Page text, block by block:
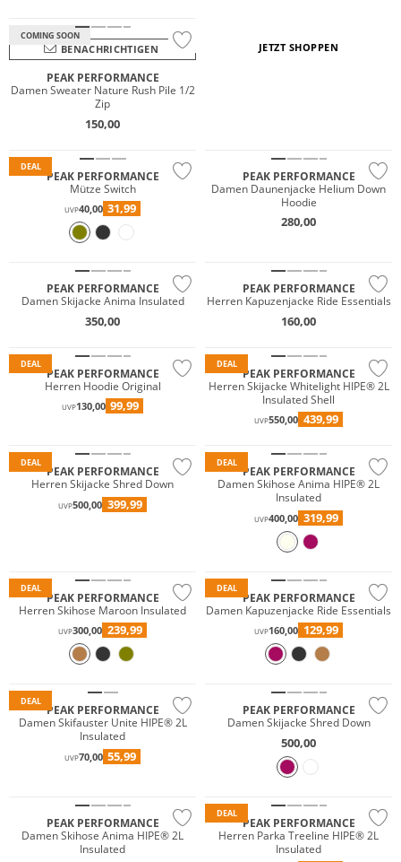
COMING SOON
BENACHRICHTIGEN
PEAK PERFORMANCE
Damen Sweater Nature Rush Pile 1/2
Zip
150,00
JETZT SHOPPEN
DEAL
PEAK PERFORMANCE
Mütze Switch
UVP40,00 31,99
PEAK PERFORMANCE
Damen Daunenjacke Helium Down
Hoodie
280,00
PEAK PERFORMANCE
Damen Skijacke Anima Insulated
350,00
PEAK PERFORMANCE
Herren Kapuzenjacke Ride Essentials
160,00
DEAL
PEAK PERFORMANCE
Herren Hoodie Original
UVP130,00 99,99
DEAL
PEAK PERFORMANCE
Herren Skijacke Whitelight HIPE® 2L
Insulated Shell
UVP550,00 439,99
DEAL
PEAK PERFORMANCE
Herren Skijacke Shred Down
UVP500,00 399,99
DEAL
PEAK PERFORMANCE
Damen Skihose Anima HIPE® 2L
Insulated
UVP400,00 319,99
DEAL
PEAK PERFORMANCE
Herren Skihose Maroon Insulated
UVP300,00 239,99
DEAL
PEAK PERFORMANCE
Damen Kapuzenjacke Ride Essentials
UVP160,00 129,99
DEAL
PEAK PERFORMANCE
Damen Skifauster Unite HIPE® 2L
Insulated
UVP70,00 55,99
PEAK PERFORMANCE
Damen Skijacke Shred Down
500,00
PEAK PERFORMANCE
Damen Skihose Anima HIPE® 2L
Insulated
DEAL
PEAK PERFORMANCE
Herren Parka Treeline HIPE® 2L
Insulated